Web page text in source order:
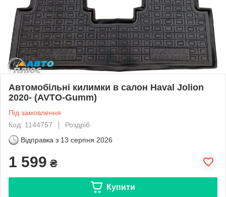
Автомобільні килимки в салон Haval Jolion
2020- (AVTO-Gumm)
Під замовлення
Код: 1144757
Роздріб
Відправка з 13 серпня 2026
1 599 ₴
Купити